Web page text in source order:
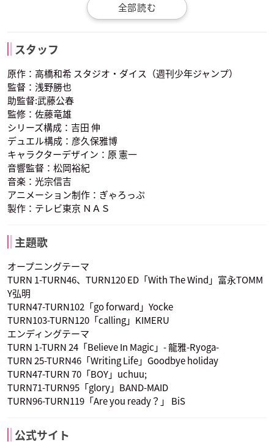
財前晃 別所エマ リボルバー
不霊夢
ハル
声優：白石涼子
声優：山本匠馬 声優：鎌倉有那
スタッフ
原作：高橋和希 スタジオ・ダイス（週刊少年ジャンプ）
監督：浅野勝也
助監督:武藤公春
監修：佐藤竜雄
シリーズ構成：吉田 伸
デュエル構成：彦久保雅博
キャラクターデザイン：原 憲一
音響監督：松岡裕紀
音楽：光宗信吉
アニメーション制作：ぎゃろっぷ
製作：テレビ東京 ＮＡＳ
主題歌
オープニングテーマ
TURN 1-TURN46、TURN120 ED「With The Wind」富永TOMM
Y弘明
TURN47-TURN102「go forward」Yocke
TURN103-TURN120「calling」KIMERU
エンディングテーマ
TURN 1-TURN 24「Believe In Magic」- 龍雅-Ryoga-
TURN 25-TURN46「Writing Life」Goodbye holiday
TURN47-TURN 70「BOY」uchuu;
TURN71-TURN95「glory」BAND-MAID
TURN96-TURN119「Are you ready？」 BiS
公式サイト